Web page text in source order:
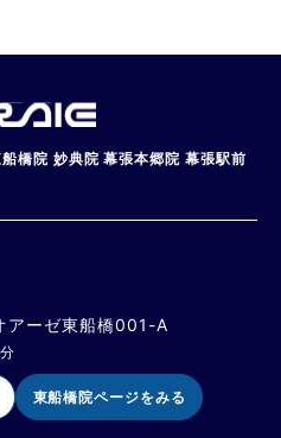
橋院 妙典院 幕張本郷院 幕張駅前
ーゼ東船橋001-A
東船橋院ページをみる